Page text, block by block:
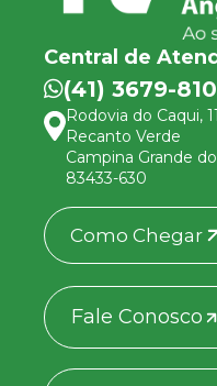
Central de
(41) 3679-
Rodovia do Caqui,
Recanto Verde
Campina Grande
83433-630
Como Chegar
Fale Conosco